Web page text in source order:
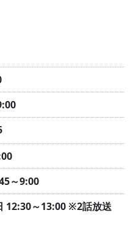
～9:00
12:30～13:00 ※2話放送